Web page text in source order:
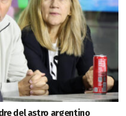
del astro argentino